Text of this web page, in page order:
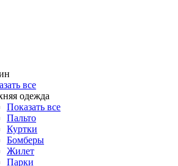
все
одежда
Показать все
Пальто
Куртки
Бомберы
Жилет
Парки